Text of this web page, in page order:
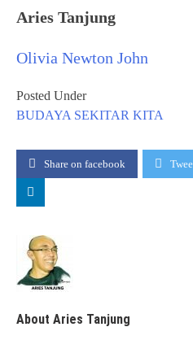
Aries Tanjung
Olivia Newton John
Posted Under
BUDAYA SEKITAR KITA
Share on facebook
About Aries Tanjung